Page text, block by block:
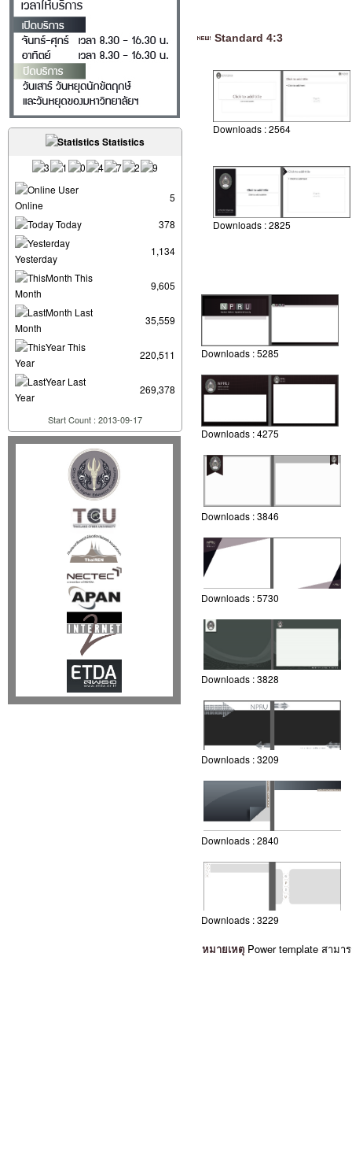
Statistics
User
Online
5
Today
378
Yesterday
1,134
This
Month
9,605
Last
Month
35,559
This
Year
220,511
Last
Year
269,378
Start Count : 2013-09-17
Standard 4:3
Downloads :2564
Downloads :2825
Downloads :5285
Downloads :4275
Downloads :3846
Downloads :5730
Downloads :3828
Downloads :3209
Downloads :2840
Downloads :3229
หมายเหตุ Power template สาม